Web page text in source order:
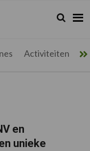
Zoeken...
Zoek
Activiteiten
en
unieke